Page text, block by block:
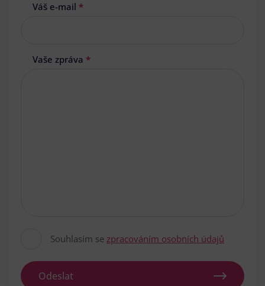
Váš e-mail *
Vaše zpráva *
Souhlasím se zpracováním osobních údajů
Odeslat